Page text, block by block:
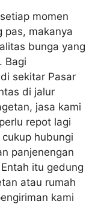
momen
pas, makanya
bunga yang
Bagi
sekitar Pasar
di jalur
jasa kami
repot lagi
hubungi
panjenengan
itu gedung
atau rumah
kami